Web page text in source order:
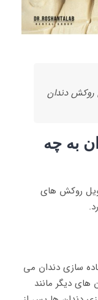
روکش دندان
به چه
روکش های
سازی دندان می
های دیگر مانند